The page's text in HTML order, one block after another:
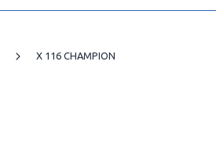
X 116 CHAMPION